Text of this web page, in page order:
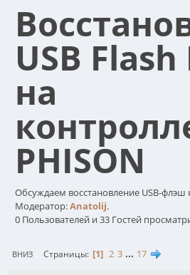
USB
на
PHISON
Обсуждаем восстановление USB-флэш
Модератор:Anatolij.
0 Пользователей и 33 Гостей
ВНИЗ Страницы 1 2 3 ... 17